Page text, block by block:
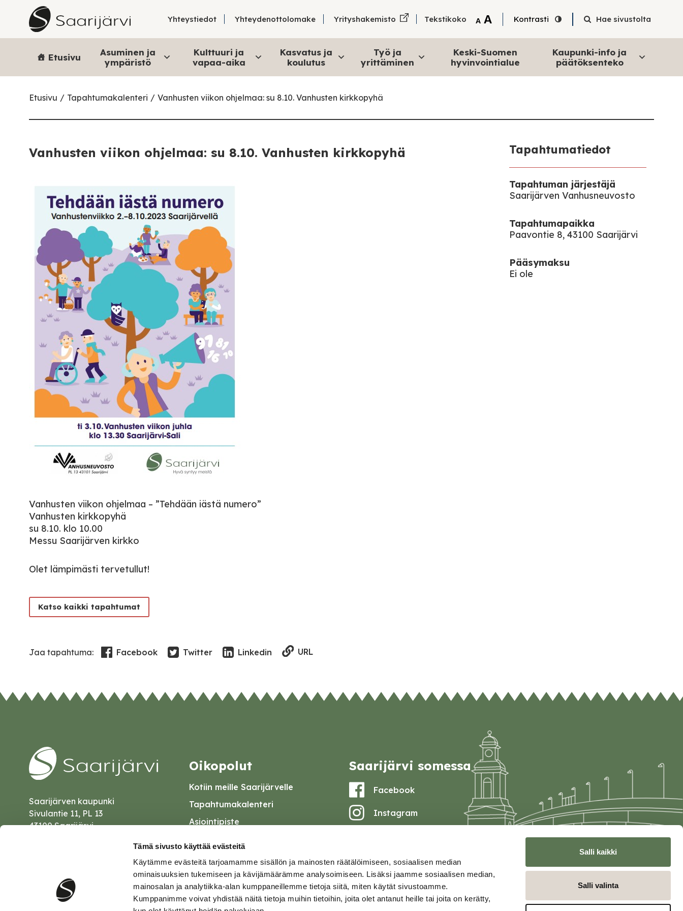
Tämä sivusto käyttää evästeitä
Käytämme evästeitä tarjoamamme sisällön ja mainosten räätälöimiseen, sosiaalisen median
ominaisuuksien tukemiseen ja kävijämäärämme analysoimiseen. Lisäksi jaamme sosiaalisen median,
mainosalan ja analytiikka-alan kumppaneillemme tietoja siitä, miten käytät sivustoamme.
Kumppanimme voivat yhdistää näitä tietoja muihin tietoihin, joita olet antanut heille tai joita on kerätty,
Salli kaikki
Salli valinta
Skip to content
Yhteystiedot Yhteydenottolomake Yrityshakemisto Tekstikoko A Tekstin pienentäminen
A Tekstin suurentaminen
Kontrasti Hae sivustolta
Etusivu
Asuminen ja
ympäristö
Kulttuuri ja
vapaa-aika
Kasvatus ja
koulutus
Työ ja
yrittäminen
Keski-Suomen
hyvinvointialue
Kaupunki-info ja
päätöksenteko
Etusivu Tapahtumakalenteri Vanhusten viikon ohjelmaa: su 8.10. Vanhusten kirkkopyhä
Vanhusten viikon ohjelmaa: su 8.10. Vanhusten kirkkopyhä
Vanhusten viikon ohjelmaa – ”Tehdään iästä numero”
Vanhusten kirkkopyhä
su 8.10. klo 10.00
Messu Saarijärven kirkko
Olet lämpimästi tervetullut!
Tapahtumatiedot
Tapahtuman järjestäjä
Saarijärven Vanhusneuvosto
Tapahtumapaikka
Paavontie 8, 43100 Saarijärvi
Pääsymaksu
Ei ole
Katso kaikki tapahtumat
Jaa tapahtuma: Facebook Twitter Linkedin URL
Saarijärven kaupunki
Sivulantie 11, PL 13
43100 Saarijärvi
Oikopolut
Kotiin meille Saarijärvelle
Tapahtumakalenteri
Asiointipiste
Palautelomake
Saavutettavuusseloste
Saarijärvi somessa
Facebook
Instagram